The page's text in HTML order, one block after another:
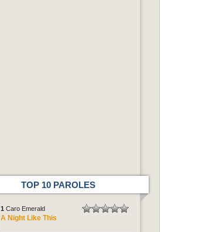
TOP 10 PAROLES
1 Caro Emerald
A Night Like This